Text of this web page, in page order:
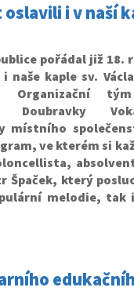
i v naší
pořádal již 18.
kaple sv.
Organizační
Doubravky
místního
ve kterém si
Špaček, který
melodie, tak